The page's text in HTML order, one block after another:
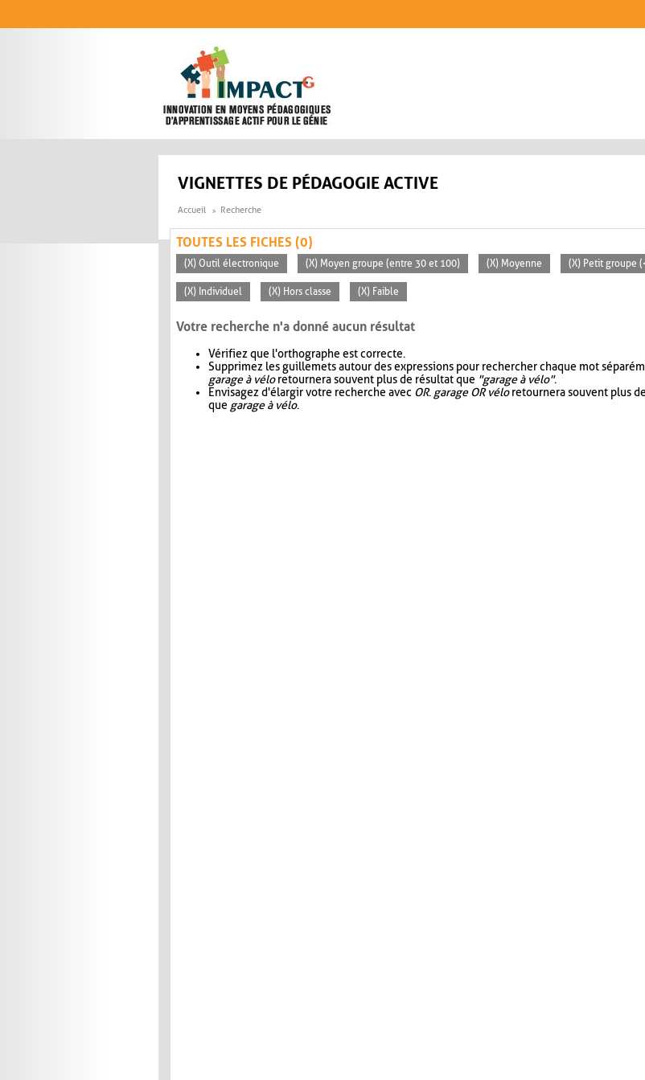
VIGNETTES DE PÉDAGOGIE ACTIVE
Accueil Recherche
TOUTES LES FICHES (0)
(X) Outil électronique (X) Moyen groupe (entre 30 et 100) (X) Moyenne (X) Petit groupe
(X) Individuel (X) Hors classe (X) Faible
Votre recherche n'a donné aucun résultat
Vérifiez que l'orthographe est correcte.
Supprimez les guillemets autour des expressions pour rechercher chaque mot
garage à véloretournera souvent plus de résultat que "garage à vélo".
Envisagez d'élargir votre recherche avec OR. garage OR véloretournera souvent plus
que garage à vélo.